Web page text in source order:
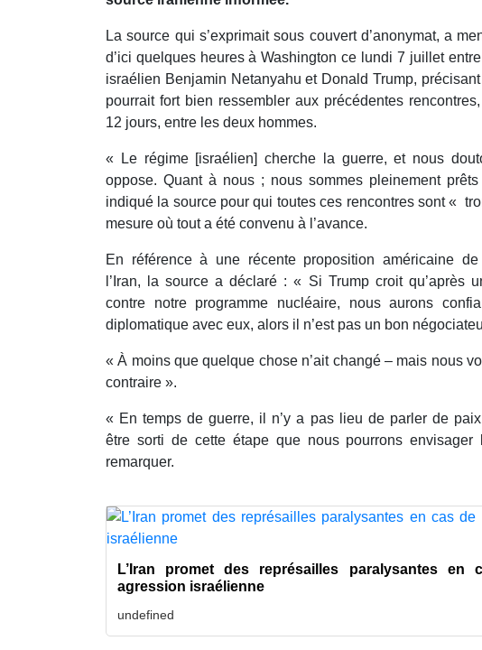
La source qui s’exprimait sous couvert d’anonymat, a
d’ici quelques heures à Washington ce lundi 7 juillet
israélien Benjamin Netanyahu et Donald Trump,
pourrait fort bien ressembler aux précédentes
12 jours, entre les deux hommes.
« Le régime [israélien] cherche la guerre, et nous
oppose. Quant à nous ; nous sommes pleinement
indiqué la source pour qui toutes ces rencontres sont «
mesure où tout a été convenu à l’avance.
En référence à une récente proposition américaine
l’Iran, la source a déclaré : « Si Trump croit qu’après
contre notre programme nucléaire, nous aurons
diplomatique avec eux, alors il n’est pas un bon
« À moins que quelque chose n’ait changé – mais nous
contraire ».
« En temps de guerre, il n’y a pas lieu de parler de
être sorti de cette étape que nous pourrons
remarquer.
L’Iran promet des représailles paralysantes en
agression israélienne
undefined